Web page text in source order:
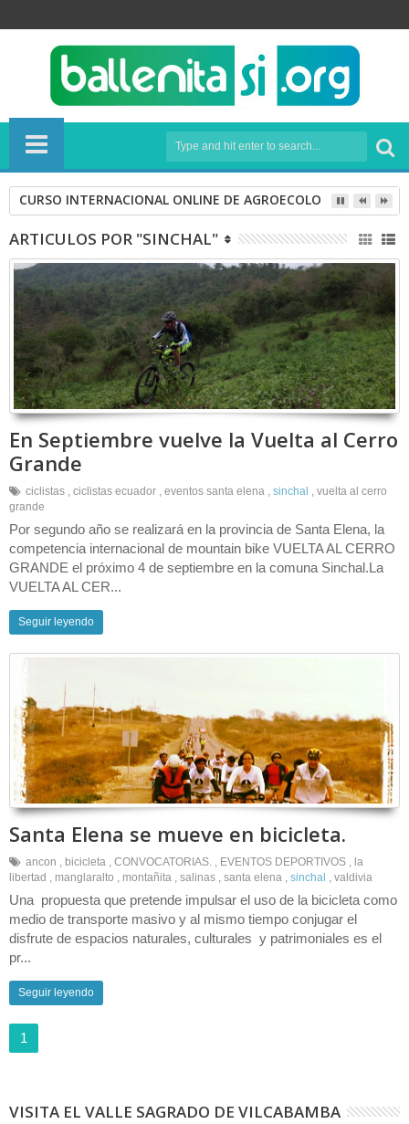
CURSO INTERNACIONAL ONLINE DE AGROECOLOGÍA
ARTICULOS POR "SINCHAL"
En Septiembre vuelve la Vuelta al Cerro
Grande
ciclistas , ciclistas ecuador , eventos santa elena , sinchal , vuelta al cerro
grande
Por segundo año se realizará en la provincia de Santa Elena, la
competencia internacional de mountain bike VUELTA AL CERRO
GRANDE el próximo 4 de septiembre en la comuna Sinchal.La
VUELTA AL CER...
Seguir leyendo
Santa Elena se mueve en bicicleta.
ancon , bicicleta , CONVOCATORIAS. , EVENTOS DEPORTIVOS , la
libertad , manglaralto , montañita , salinas , santa elena , sinchal , valdivia
Una propuesta que pretende impulsar el uso de la bicicleta como
medio de transporte masivo y al mismo tiempo conjugar el
disfrute de espacios naturales, culturales y patrimoniales es el
pr...
Seguir leyendo
1
VISITA EL VALLE SAGRADO DE VILCABAMBA